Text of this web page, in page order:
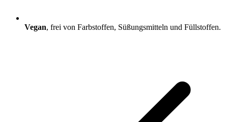
Vegan, frei von Farbstoffen, Süßungsmitteln und Füllstoffen.